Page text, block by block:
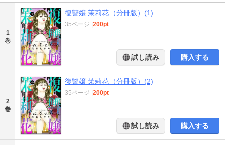
1
巻
復讐嬢 茉莉花（分冊版）(1)
35ページ 200pt
試し読み 購入する
2
巻
復讐嬢 茉莉花（分冊版）(2)
35ページ 200pt
試し読み 購入する